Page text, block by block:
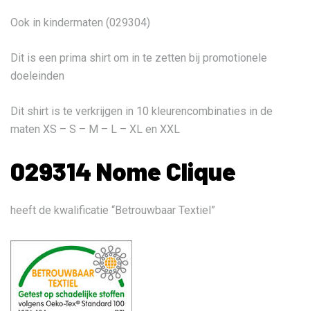
Ook in kindermaten (029304)
Dit is een prima shirt om in te zetten bij promotionele
doeleinden
Dit shirt is te verkrijgen in 10 kleurencombinaties in de
maten XS – S – M – L – XL en XXL
029314 Nome Clique
heeft de kwalificatie “Betrouwbaar Textiel”